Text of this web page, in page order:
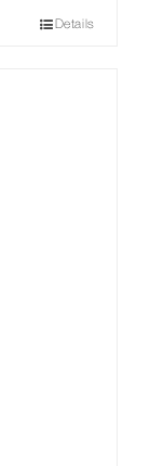
Details